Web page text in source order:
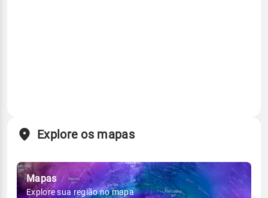
Explore os mapas
Mapas
Explore sua região no mapa